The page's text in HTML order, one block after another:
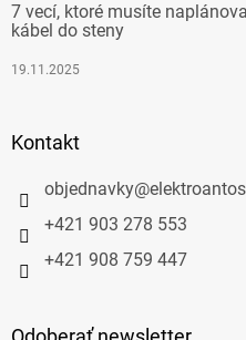
7 vecí, ktoré musíte
kábel do steny
19.11.2025
Kontakt
objednavky@
+421 903 278 553
+421 908 759 447